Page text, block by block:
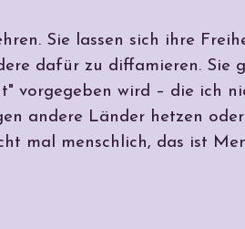
Sie lassen sich ihre
dafür zu diffamieren. Sie
vorgegeben wird – die ich
andere Länder hetzen oder
mal menschlich, das ist